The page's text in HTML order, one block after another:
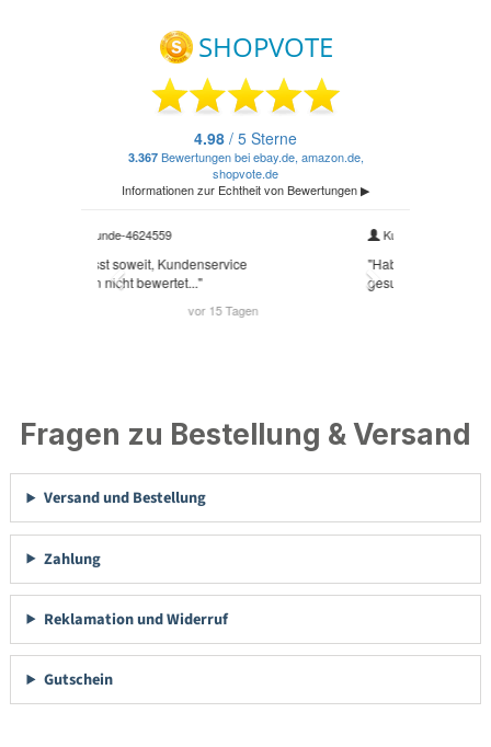
Fragen zu Bestellung & Versand
Versand und Bestellung
Zahlung
Reklamation und Widerruf
Gutschein